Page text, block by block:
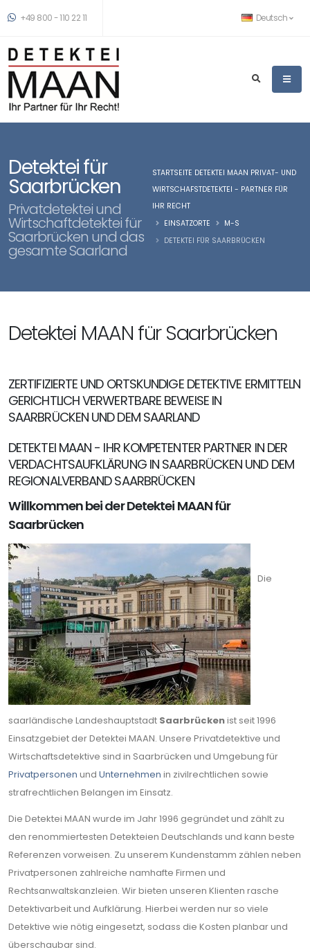
+49 800 - 110 22 11 Deutsch
Detektei für
Saarbrücken
Privatdetektei und
Wirtschaftdetektei für
Saarbrücken und das
gesamte Saarland
STARTSEITE DETEKTEI MAAN PRIVAT- UND
WIRTSCHAFSTDETEKTEI - PARTNER FÜR
IHR RECHT
EINSATZORTE
M-S
DETEKTEI FÜR SAARBRÜCKEN
Detektei MAAN für Saarbrücken
ZERTIFIZIERTE UND ORTSKUNDIGE DETEKTIVE ERMITTELN
GERICHTLICH VERWERTBARE BEWEISE IN
SAARBRÜCKEN UND DEM SAARLAND
DETEKTEI MAAN - IHR KOMPETENTER PARTNER IN DER
VERDACHTSAUFKLÄRUNG IN SAARBRÜCKEN UND DEM
REGIONALVERBAND SAARBRÜCKEN
Willkommen bei der Detektei MAAN für
Saarbrücken
Die
saarländische Landeshauptstadt Saarbrückenist seit 1996
Einsatzgebiet der Detektei MAAN. Unsere Privatdetektive und
Wirtschaftsdetektive sind in Saarbrücken und Umgebung für
Privatpersonen und Unternehmen in zivilrechtlichen sowie
strafrechtlichen Belangen im Einsatz.
Die Detektei MAAN wurde im Jahr 1996 gegründet und zählt zu
den renommiertesten Detekteien Deutschlands und kann beste
Referenzen vorweisen. Zu unserem Kundenstamm zählen neben
Privatpersonen zahlreiche namhafte Firmen und
Rechtsanwaltskanzleien. Wir bieten unseren Klienten rasche
Detektivarbeit und Aufklärung. Hierbei werden nur so viele
Detektive wie nötig eingesetzt, sodass die Kosten planbar und
überschaubar sind.